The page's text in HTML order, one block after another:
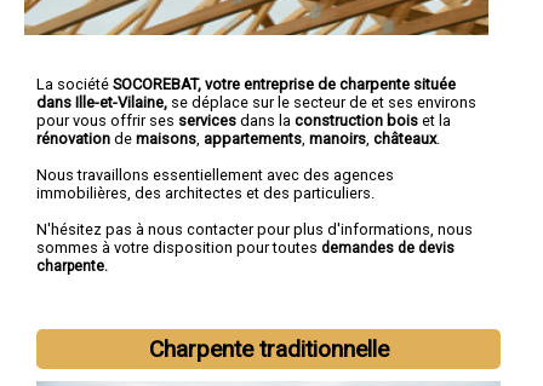
La société SOCOREBAT, votre entreprise de charpente située
dans Ille-et-Vilaine, se déplace sur le secteur de et ses environs
pour vous offrir ses services dans la construction bois et la
rénovation de maisons appartements manoirs châteaux.
Nous travaillons essentiellement avec des agences
immobilières, des architectes et des particuliers.
N'hésitez pas à nous contacter pour plus d'informations, nous
sommes à votre disposition pour toutes demandes de devis
charpente.
Charpente traditionnelle